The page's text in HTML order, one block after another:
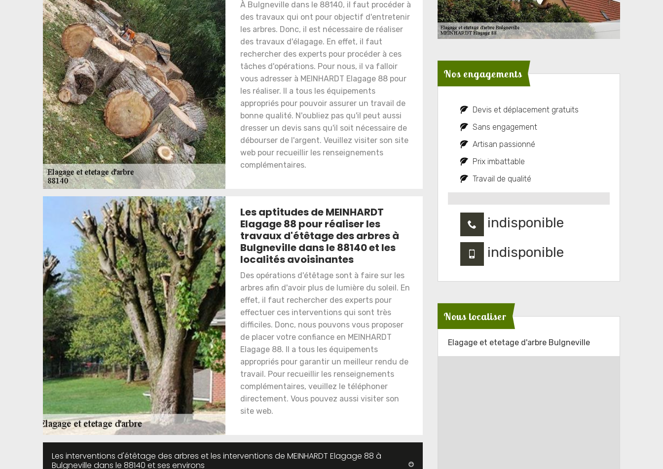
À Bulgneville dans le 88140, il faut procéder à
des travaux qui ont pour objectif d'entretenir
les arbres. Donc, il est nécessaire de réaliser
des travaux d'élagage. En effet, il faut
rechercher des experts pour procéder à ces
tâches d'opérations. Pour nous, il va falloir
vous adresser à MEINHARDT Elagage 88 pour
les réaliser. Il a tous les équipements
appropriés pour pouvoir assurer un travail de
bonne qualité. N'oubliez pas qu'il peut aussi
dresser un devis sans qu'il soit nécessaire de
débourser de l'argent. Veuillez visiter son site
web pour recueillir les renseignements
complémentaires.
Les aptitudes de MEINHARDT
Elagage 88 pour réaliser les
travaux d'étêtage des arbres à
Bulgneville dans le 88140 et les
localités avoisinantes
Des opérations d'étêtage sont à faire sur les
arbres afin d'avoir plus de lumière du soleil. En
effet, il faut rechercher des experts pour
effectuer ces interventions qui sont très
difficiles. Donc, nous pouvons vous proposer
de placer votre confiance en MEINHARDT
Elagage 88. Il a tous les équipements
appropriés pour garantir un meilleur rendu de
travail. Pour recueillir les renseignements
complémentaires, veuillez le téléphoner
directement. Vous pouvez aussi visiter son
site web.
Les interventions d'étêtage des arbres et les interventions de MEINHARDT Elagage 88 à
Bulgneville dans le 88140 et ses environs
Nos engagements
Devis et déplacement gratuits
Sans engagement
Artisan passionné
Prix imbattable
Travail de qualité
indisponible
indisponible
Nous localiser
Elagage et etetage d'arbre Bulgneville